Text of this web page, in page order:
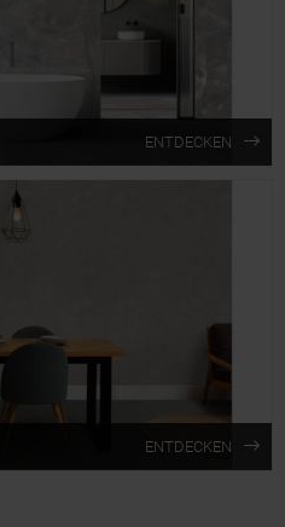
ENTDECKEN
ENTDECKEN